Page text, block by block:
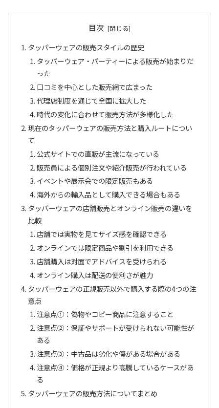
目次
タッパーウェアの販売スタイルの歴史
タッパーウェア・パーティーによる販売が始まりだ
った
口コミを中心とした販売網で広まった
代理店制度を通じて全国に拡大した
時代の変化に合わせて販売方法が多様化した
現在のタッパーウェアの販売方法と購入ルートについ
て
公式サイトでの直販が主流になっている
販売員による個別注文や紹介販売が行われている
イベントや展示会での限定販売もある
海外からの輸入品として購入できる場合もある
タッパーウェアの店舗販売とオンライン販売の違いを
比較
店舗では実物を見てサイズ感を確認できる
オンラインでは限定商品や割引を利用できる
店舗購入は対面でアドバイスを受けられる
オンライン購入は配送の便利さが魅力
タッパーウェアの正規販売以外で購入する際の4つの注
意点
注意点①：偽物やコピー商品に注意すること
注意点②：保証やサポートが受けられない可能性が
ある
注意点③：中古品は劣化や傷がある場合がある
注意点④：価格が正規より高騰しているケースがあ
る
タッパーウェアの販売方法についてまとめ